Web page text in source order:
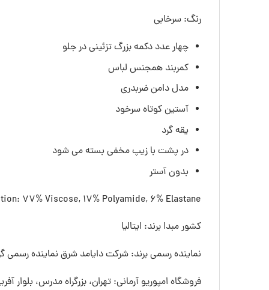
رنگ: سرخابی
چهار عدد دکمه بزرگ تزئینی در جلو
کمربند همجنس لباس
مدل دامن ضربدری
آستین کوتاه سرخود
یقه گرد
در پشت با زیپ مخفی بسته می شود
بدون آستر
77% Viscose, 17% Polyamide, 6% Elastane
کشور مبدا برند: ایتالیا
نماینده رسمی برند: شرکت دایامد شرق نماینده رسمی
فروشگاه امپوریو آرمانی: تهران، بزرگراه مدرس، بلوار